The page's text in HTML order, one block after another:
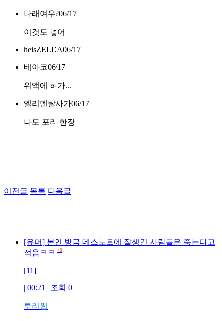
나래여우?06/17
이것도 넣어
heisZELDA06/17
베아코06/17
위액에 혀가...
엘리멘탈사가06/17
나도 포리 한장
이전글 목록 다음글
[유머] 본인 방금 데스노트에 잘생긴 사람들은 죽는다고
적음ㅋㅋ
+8
[11]
| 00:21 | 조회 0 |
루리웹